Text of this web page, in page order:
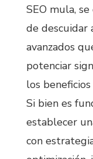
SEO mula,
de descuidar
avanzados
potenciar
los
Si bien es
establecer
con